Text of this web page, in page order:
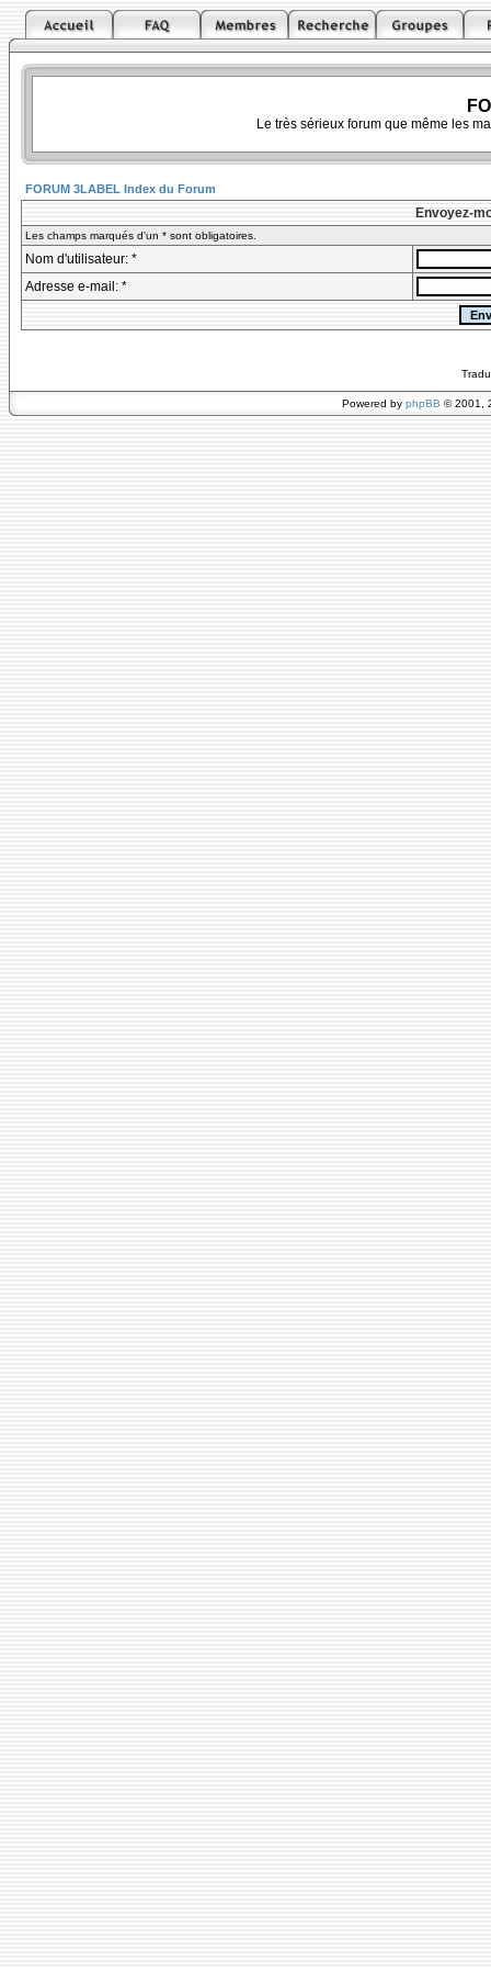
Le très sérieux forum que même les
FORUM 3LABEL Index du Forum
Envoyez-
Les champs marqués d'un * sont obligatoires.
Nom d'utilisateur: *
Adresse e-mail: *
Powered by phpBB © 2001,